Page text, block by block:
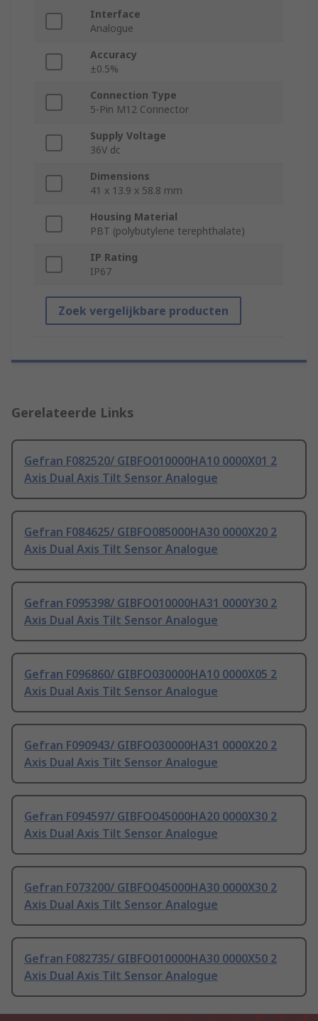
Interface
Analogue
Accuracy
±0.5%
Connection Type
5-Pin M12 Connector
Supply Voltage
36V dc
Dimensions
41 x 13.9 x 58.8 mm
Housing Material
PBT (polybutylene terephthalate)
IP Rating
IP67
Zoek vergelijkbare producten
Gerelateerde Links
Gefran F082520/ GIBFO010000HA10 0000X01 2
Axis Dual Axis Tilt Sensor Analogue
Gefran F084625/ GIBFO085000HA30 0000X20 2
Axis Dual Axis Tilt Sensor Analogue
Gefran F095398/ GIBFO010000HA31 0000Y30 2
Axis Dual Axis Tilt Sensor Analogue
Gefran F096860/ GIBFO030000HA10 0000X05 2
Axis Dual Axis Tilt Sensor Analogue
Gefran F090943/ GIBFO030000HA31 0000X20 2
Axis Dual Axis Tilt Sensor Analogue
Gefran F094597/ GIBFO045000HA20 0000X30 2
Axis Dual Axis Tilt Sensor Analogue
Gefran F073200/ GIBFO045000HA30 0000X30 2
Axis Dual Axis Tilt Sensor Analogue
Gefran F082735/ GIBFO010000HA30 0000X50 2
Axis Dual Axis Tilt Sensor Analogue